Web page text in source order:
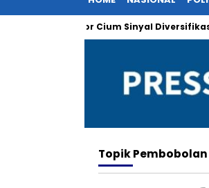
Melesat, Investor Cium Sinyal Diversifikasi
TopikPembobolan